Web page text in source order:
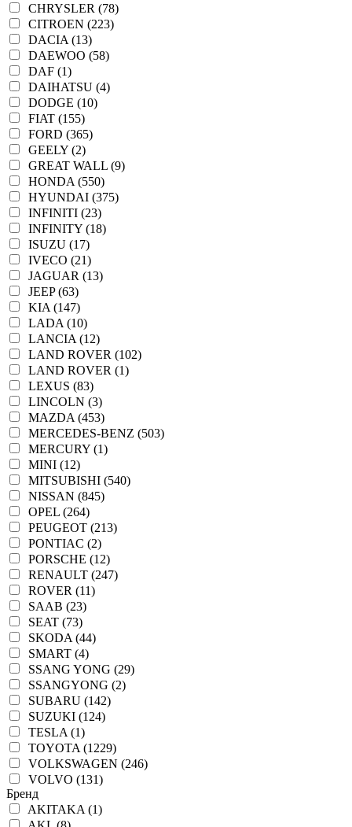
CHRYSLER (78)
CITROEN (223)
DACIA (13)
DAEWOO (58)
DAF (1)
DAIHATSU (4)
DODGE (10)
FIAT (155)
FORD (365)
GEELY (2)
GREAT WALL (9)
HONDA (550)
HYUNDAI (375)
INFINITI (23)
INFINITY (18)
ISUZU (17)
IVECO (21)
JAGUAR (13)
JEEP (63)
KIA (147)
LADA (10)
LANCIA (12)
LAND ROVER (102)
LAND ROVER (1)
LEXUS (83)
LINCOLN (3)
MAZDA (453)
MERCEDES-BENZ (503)
MERCURY (1)
MINI (12)
MITSUBISHI (540)
NISSAN (845)
OPEL (264)
PEUGEOT (213)
PONTIAC (2)
PORSCHE (12)
RENAULT (247)
ROVER (11)
SAAB (23)
SEAT (73)
SKODA (44)
SMART (4)
SSANG YONG (29)
SSANGYONG (2)
SUBARU (142)
SUZUKI (124)
TESLA (1)
TOYOTA (1229)
VOLKSWAGEN (246)
VOLVO (131)
Бренд
AKITAKA (1)